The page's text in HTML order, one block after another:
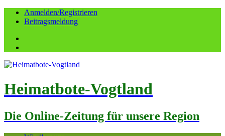
Anmelden/Registrieren
Beitragsmeldung
Heimatbote-Vogtland
Die Online-Zeitung für unsere Region